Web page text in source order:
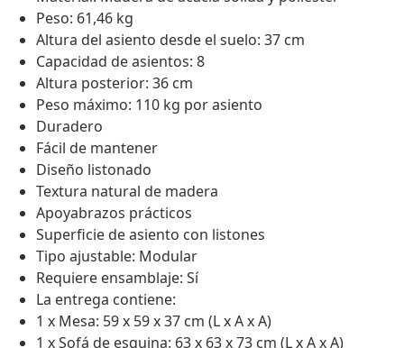
Peso: 61,46 kg
Altura del asiento desde el suelo: 37 cm
Capacidad de asientos: 8
Altura posterior: 36 cm
Peso máximo: 110 kg por asiento
Duradero
Fácil de mantener
Diseño listonado
Textura natural de madera
Apoyabrazos prácticos
Superficie de asiento con listones
Tipo ajustable: Modular
Requiere ensamblaje: Sí
La entrega contiene:
1 x Mesa: 59 x 59 x 37 cm (L x A x A)
1 x Sofá de esquina: 63 x 63 x 73 cm (L x A x A)